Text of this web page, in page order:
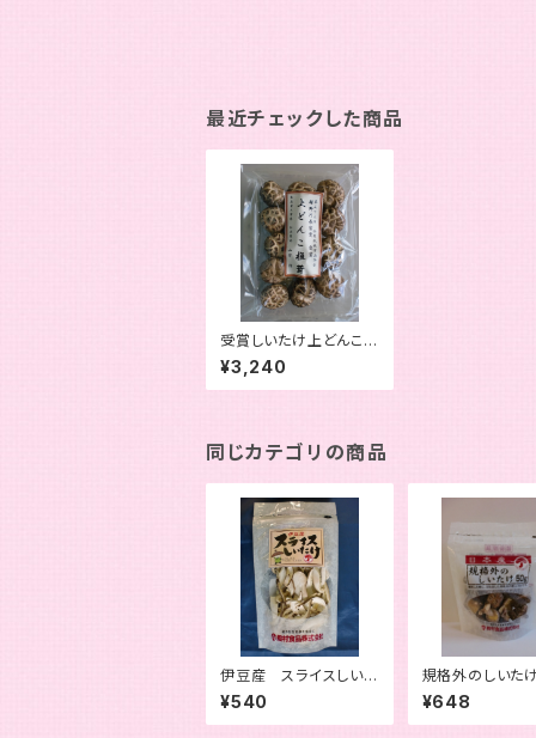
最近チェックした商品
受賞しいたけ上どんこ８
０ｇ
¥3,240
同じカテゴリの商品
伊豆産 スライスしいた
け２０ｇ
¥540
規格外のしいた
¥648